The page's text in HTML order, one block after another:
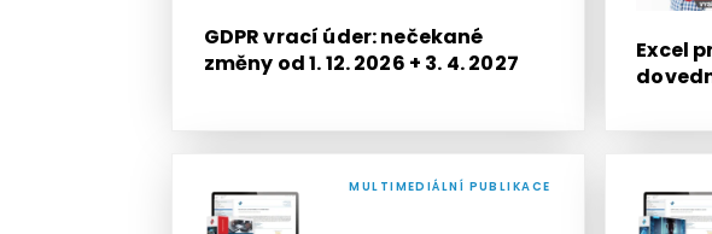
GDPR vrací úder: nečekané
změny od 1. 12. 2026 + 3. 4. 2027
Excel
MULTIMEDIÁLNÍ PUBLIKACE